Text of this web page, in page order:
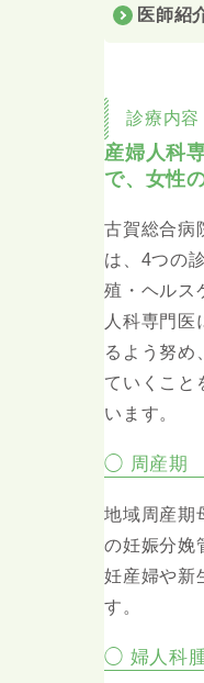
医師紹
診療内容
産婦人科
で、女性
古賀総合病
は、4つの
殖・ヘルス
人科専門医
るよう努め
ていくこと
います。
◯ 周産期
地域周産期
の妊娠分娩
妊産婦や新
す。
◯ 婦人科